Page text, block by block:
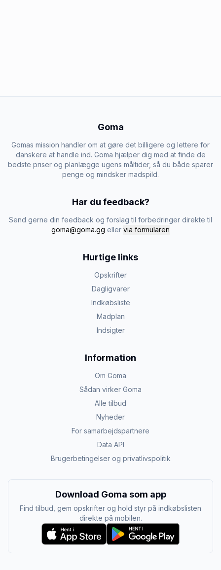
Goma
Gomas mission handler om at gøre det billigere og lettere for
danskere at handle ind. Goma hjælper dig med at finde de
bedste priser og planlægge ugens måltider, så du både sparer
penge og mindsker madspild.
Har du feedback?
Send gerne din feedback og forslag til forbedringer direkte til
goma@goma.gg eller via formularen
Hurtige links
Opskrifter
Dagligvarer
Indkøbsliste
Madplan
Indsigter
Information
Om Goma
Sådan virker Goma
Alle tilbud
Nyheder
For samarbejdspartnere
Data API
Brugerbetingelser og privatlivspolitik
Download Goma som app
Find tilbud, gem opskrifter og hold styr på indkøbslisten
direkte på mobilen.